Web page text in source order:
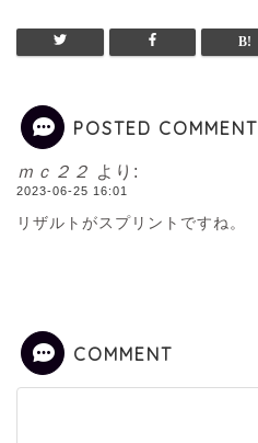
POSTED COMMENT
ｍｃ２２ より:
2023-06-25 16:01
リザルトがスプリントですね。
COMMENT